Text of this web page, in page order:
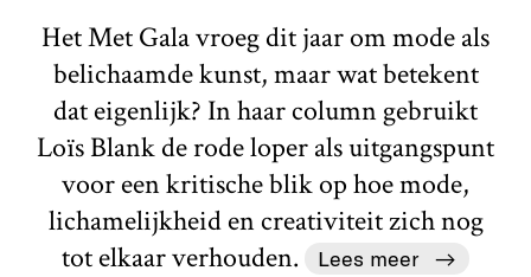
Het Met Gala vroeg dit jaar om mode als
belichaamde kunst, maar wat betekent
dat eigenlijk? In haar column gebruikt
Loïs Blank de rode loper als uitgangspunt
voor een kritische blik op hoe mode,
lichamelijkheid en creativiteit zich nog
tot elkaar verhouden.
Lees meer